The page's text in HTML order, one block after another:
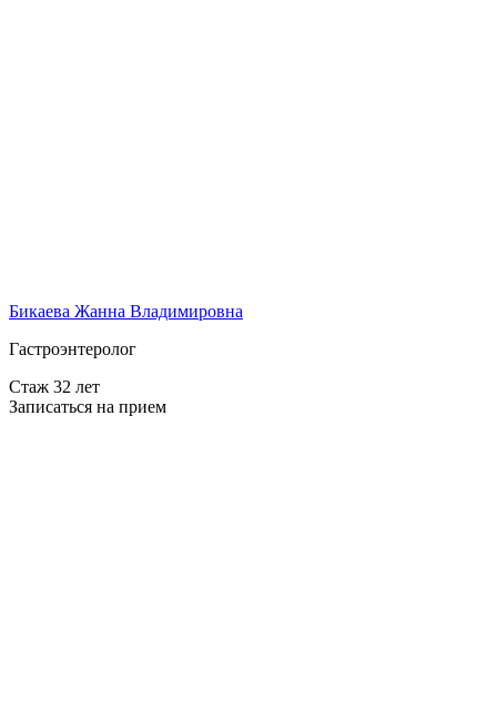
Бикаева Жанна Владимировна
Гастроэнтеролог
Стаж 32 лет
Записаться на прием